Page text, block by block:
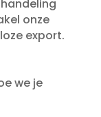
onze
export.​
we je